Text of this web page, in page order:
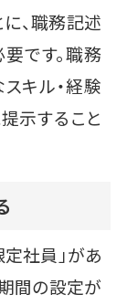
、職務記述
要です。職務
キル・経験
示すること
社員」があ
間の設定が